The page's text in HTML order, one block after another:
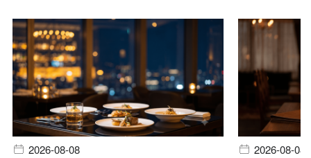
2026-08-08 2026-08-08